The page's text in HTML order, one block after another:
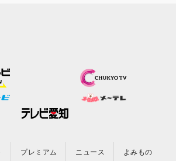
プレミアム ニュース よみもの